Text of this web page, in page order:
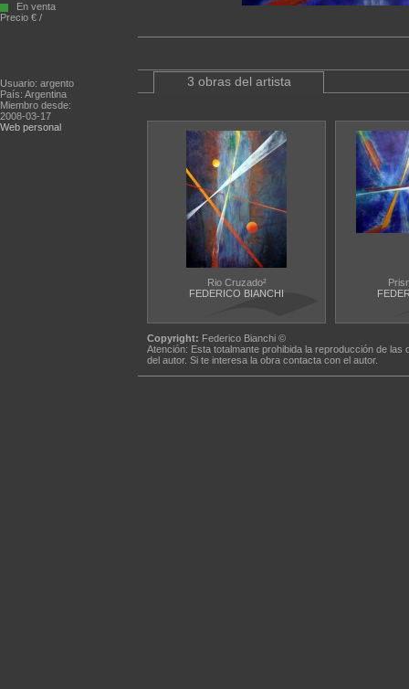
En venta
Precio € /
Usuario: argento
País: Argentina
Miembro desde:
2008-03-17
Web personal
3 obras del artista
Rio Cruzado²
FEDERICO BIANCHI
Copyright: Federico Bianchi ©
Atención: Esta totalmante prohibida la reproducción de
del autor. Si te interesa la obra contacta con el autor.